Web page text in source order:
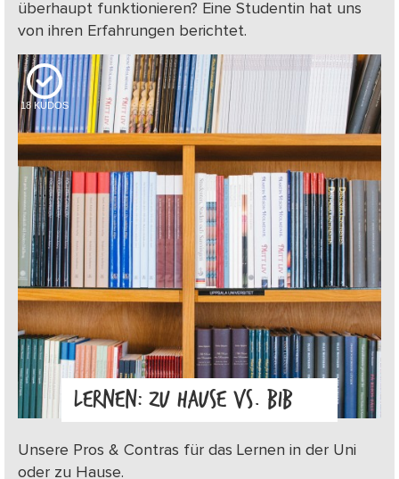
überhaupt funktionieren? Eine Studentin hat uns
von ihren Erfahrungen berichtet.
18 KUDOS
LERNEN: ZU HAUSE VS. BIB
Unsere Pros & Contras für das Lernen in der Uni
oder zu Hause.